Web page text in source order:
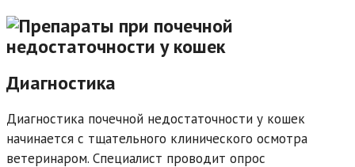
Диагностика
Диагностика почечной недостаточности у кошек
начинается с тщательного клинического осмотра
ветеринаром. Специалист проводит опрос